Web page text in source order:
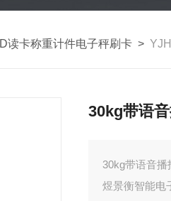
ID读卡称重计件电子秤刷卡 >
30kg带语
30kg带语音
煜景衡智能电